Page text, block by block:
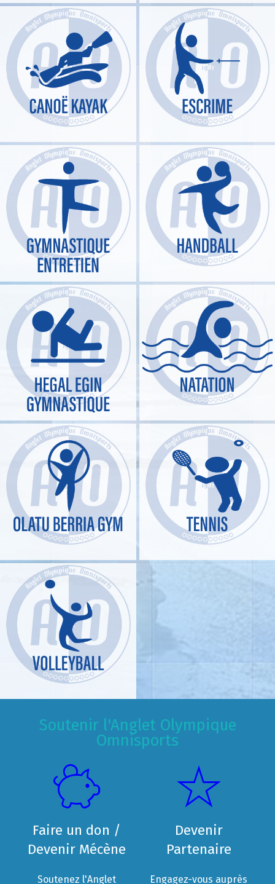
Soutenir l'Anglet Olympique
Omnisports
Faire un don /
Devenir Mécène
Soutenez l'Anglet
Devenir
Partenaire
Engagez-vous auprès